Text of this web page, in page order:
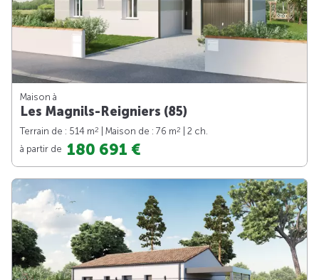
Maison à
Les Magnils-Reigniers (85)
Terrain de : 514 m2 | Maison de : 76 m2
| 2 ch.
à partir de 180 691 €